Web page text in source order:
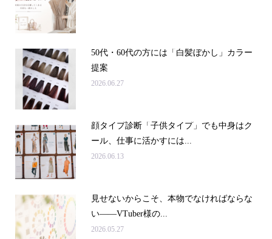
50代・60代の方には「白髪ぼかし」カラー
提案
2026.06.27
顔タイプ診断「子供タイプ」でも中身はク
ール、仕事に活かすには...
2026.06.13
見せないからこそ、本物でなければならな
い――VTuber様の...
2026.05.27